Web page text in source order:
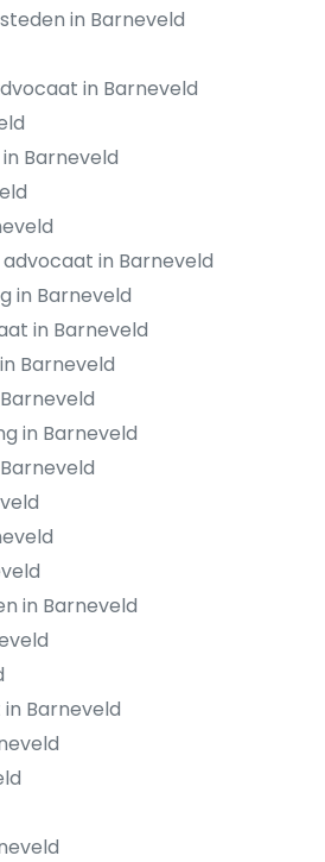
in Barneveld
in Barneveld
Barneveld
in Barneveld
in Barneveld
in Barneveld
Barneveld
in Barneveld
in Barneveld
Barneveld